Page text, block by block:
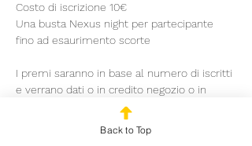
Costo di iscrizione 10€
Una busta Nexus night per partecipante
fino ad esaurimento scorte
I premi saranno in base al numero di iscritti
e verrano dati o in credito negozio o in
buste di Riftbound (del set più recente) in
base alla disponibilità. Garantiti 80€ di
montepremi con almeno 8 iscritti
Back to Top